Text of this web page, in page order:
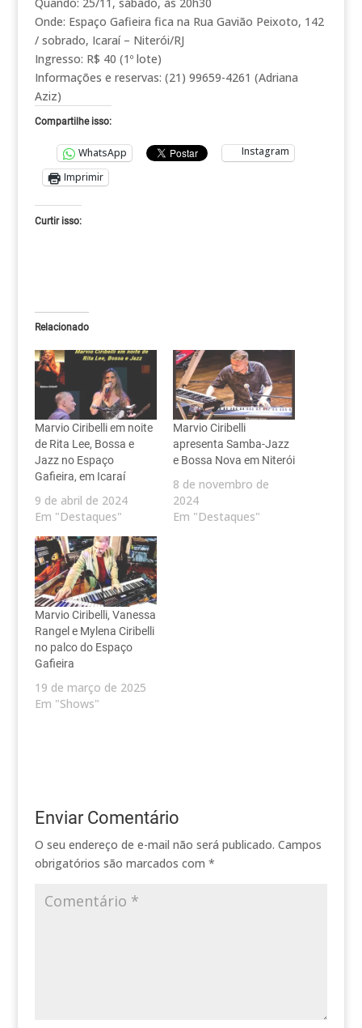
Onde: Espaço Gafieira fica na Rua Gavião Peixoto, 142
/ sobrado, Icaraí – Niterói/RJ
Ingresso: R$ 40 (1º lote)
Informações e reservas: (21) 99659-4261 (Adriana
Aziz)
Compartilhe isso:
WhatsApp
Instagram
Imprimir
Curtir isso:
Relacionado
Marvio Ciribelli em noite
de Rita Lee, Bossa e
Jazz no Espaço
Gafieira, em Icaraí
9 de abril de 2024
Em "Destaques"
Marvio Ciribelli
apresenta Samba-Jazz
e Bossa Nova em Niterói
8 de novembro de
2024
Em "Destaques"
Marvio Ciribelli, Vanessa
Rangel e Mylena Ciribelli
no palco do Espaço
Gafieira
19 de março de 2025
Em "Shows"
Enviar Comentário
O seu endereço de e-mail não será publicado. Campos
obrigatórios são marcados com *